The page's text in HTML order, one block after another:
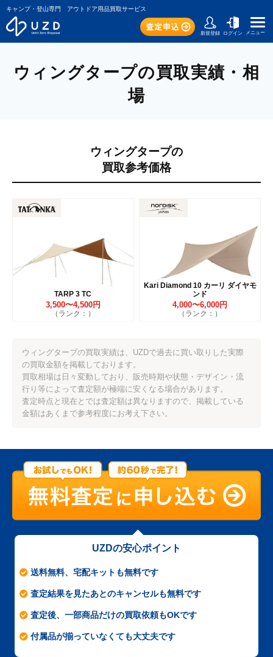
キャンプ・登山専門 アウトドア用品買取サービス
新規登録 ログイン メニュー
ウィングタープの買取実績・相
場
ウィングタープの
買取参考価格
TARP 3 TC
3,500〜4,500円
（ランク：）
Kari Diamond 10 カーリ ダイヤモ
ンド
4,000〜6,000円
（ランク：）
ウィングタープの買取実績は、UZDで過去に買い取りした実際
の買取金額を掲載しております。
買取相場は日々変動しており、販売時期や状態・デザイン・流
行り等によって査定額が極端に安くなる場合があります。
査定時点と現在とでは査定額は異なりますので、掲載している
金額はあくまで参考程度にお考え下さい。
UZDの安心ポイント
送料無料、宅配キットも無料です
査定結果を見たあとのキャンセルも無料です
査定後、一部商品だけの買取依頼もOKです
付属品が揃っていなくても大丈夫です